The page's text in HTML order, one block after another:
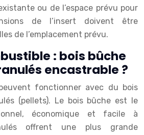
ou de l’espace prévu pour
de l’insert doivent être
de l’emplacement prévu.
: bois bûche
encastrable ?
fonctionner avec du bois
(pellets). Le bois bûche est le
économique et facile à
offrent une plus grande